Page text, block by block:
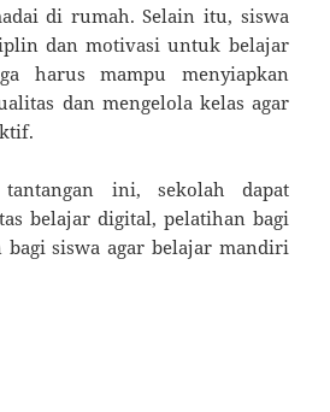
di rumah. Selain itu, siswa
dan motivasi untuk belajar
harus mampu menyiapkan
dan mengelola kelas agar
ini, sekolah dapat
belajar digital, pelatihan bagi
bagi siswa agar belajar mandiri